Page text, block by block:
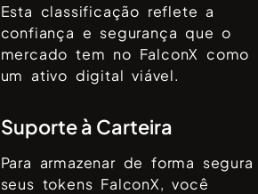
Esta classificação reflete a
confiança e segurança que o
mercado tem no FalconX como
um ativo digital viável.
Suporte à Carteira
Para armazenar de forma segura
seus tokens FalconX, você